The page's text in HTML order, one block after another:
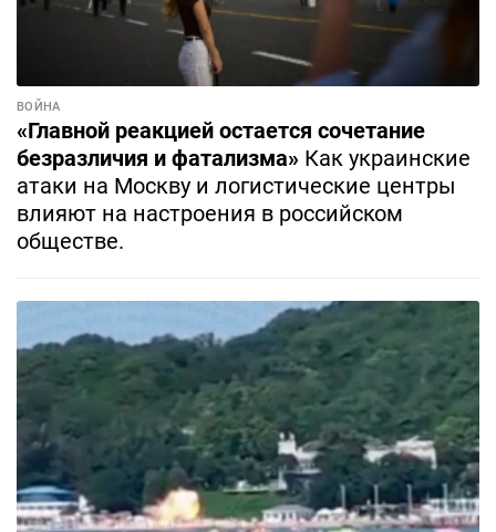
ВОЙНА
«Главной реакцией остается сочетание
безразличия и фатализма» Как украинские
атаки на Москву и логистические центры
влияют на настроения в российском
обществе.